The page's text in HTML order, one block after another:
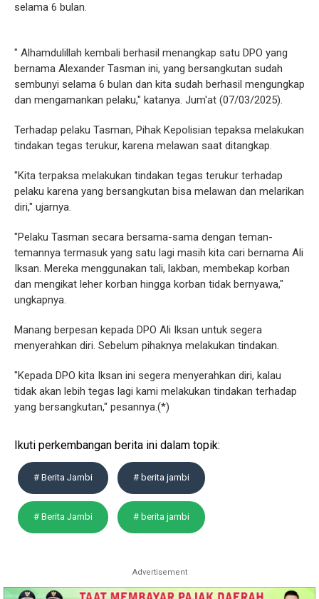
selama 6 bulan.
" Alhamdulillah kembali berhasil menangkap satu DPO yang
bernama Alexander Tasman ini, yang bersangkutan sudah
sembunyi selama 6 bulan dan kita sudah berhasil mengungkap
dan mengamankan pelaku," katanya. Jum'at (07/03/2025).
Terhadap pelaku Tasman, Pihak Kepolisian tepaksa melakukan
tindakan tegas terukur, karena melawan saat ditangkap.
"Kita terpaksa melakukan tindakan tegas terukur terhadap
pelaku karena yang bersangkutan bisa melawan dan melarikan
diri," ujarnya.
"Pelaku Tasman secara bersama-sama dengan teman-
temannya termasuk yang satu lagi masih kita cari bernama Ali
Iksan. Mereka menggunakan tali, lakban, membekap korban
dan mengikat leher korban hingga korban tidak bernyawa,"
ungkapnya.
Manang berpesan kepada DPO Ali Iksan untuk segera
menyerahkan diri. Sebelum pihaknya melakukan tindakan.
"Kepada DPO kita Iksan ini segera menyerahkan diri, kalau
tidak akan lebih tegas lagi kami melakukan tindakan terhadap
yang bersangkutan," pesannya.(*)
Ikuti perkembangan berita ini dalam topik:
# Berita Jambi # berita jambi
# Berita Jambi # berita jambi
Advertisement